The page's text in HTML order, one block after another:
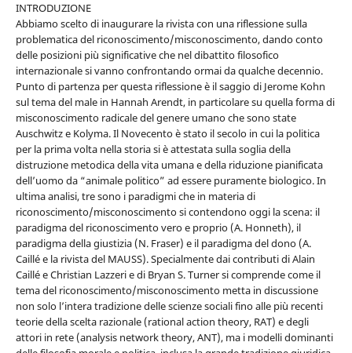
INTRODUZIONE
Abbiamo scelto di inaugurare la rivista con una riflessione sulla
problematica del riconoscimento/misconoscimento, dando conto
delle posizioni più significative che nel dibattito filosofico
internazionale si vanno confrontando ormai da qualche decennio.
Punto di partenza per questa riflessione è il saggio di Jerome Kohn
sul tema del male in Hannah Arendt, in particolare su quella forma di
misconoscimento radicale del genere umano che sono state
Auschwitz e Kolyma. Il Novecento è stato il secolo in cui la politica
per la prima volta nella storia si è attestata sulla soglia della
distruzione metodica della vita umana e della riduzione pianificata
dell’uomo da “animale politico” ad essere puramente biologico. In
ultima analisi, tre sono i paradigmi che in materia di
riconoscimento/misconoscimento si contendono oggi la scena: il
paradigma del riconoscimento vero e proprio (A. Honneth), il
paradigma della giustizia (N. Fraser) e il paradigma del dono (A.
Caillé e la rivista del MAUSS). Specialmente dai contributi di Alain
Caillé e Christian Lazzeri e di Bryan S. Turner si comprende come il
tema del riconoscimento/misconoscimento metta in discussione
non solo l’intera tradizione delle scienze sociali fino alle più recenti
teorie della scelta razionale (rational action theory, RAT) e degli
attori in rete (analysis network theory, ANT), ma i modelli dominanti